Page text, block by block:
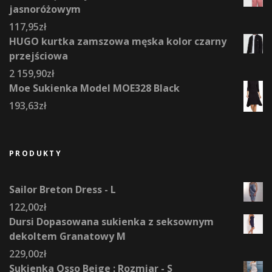
jasnoróżowym
117,95zł
HUGO kurtka zamszowa męska kolor czarny
przejściowa
2 159,90zł
Moe Sukienka Model MOE328 Black
193,63zł
PRODUKTY
Sailor Breton Dress - L
122,00zł
Dursi Dopasowana sukienka z seksownym
dekoltem Granatowy M
229,00zł
Sukienka Osso Beige : Rozmiar - S